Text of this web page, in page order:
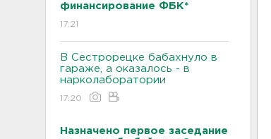
финансирование ФБК*
17:21
В Сестрорецке бабахнуло в
гараже, а оказалось - в
нарколаборатории
17:20
Назначено первое заседание